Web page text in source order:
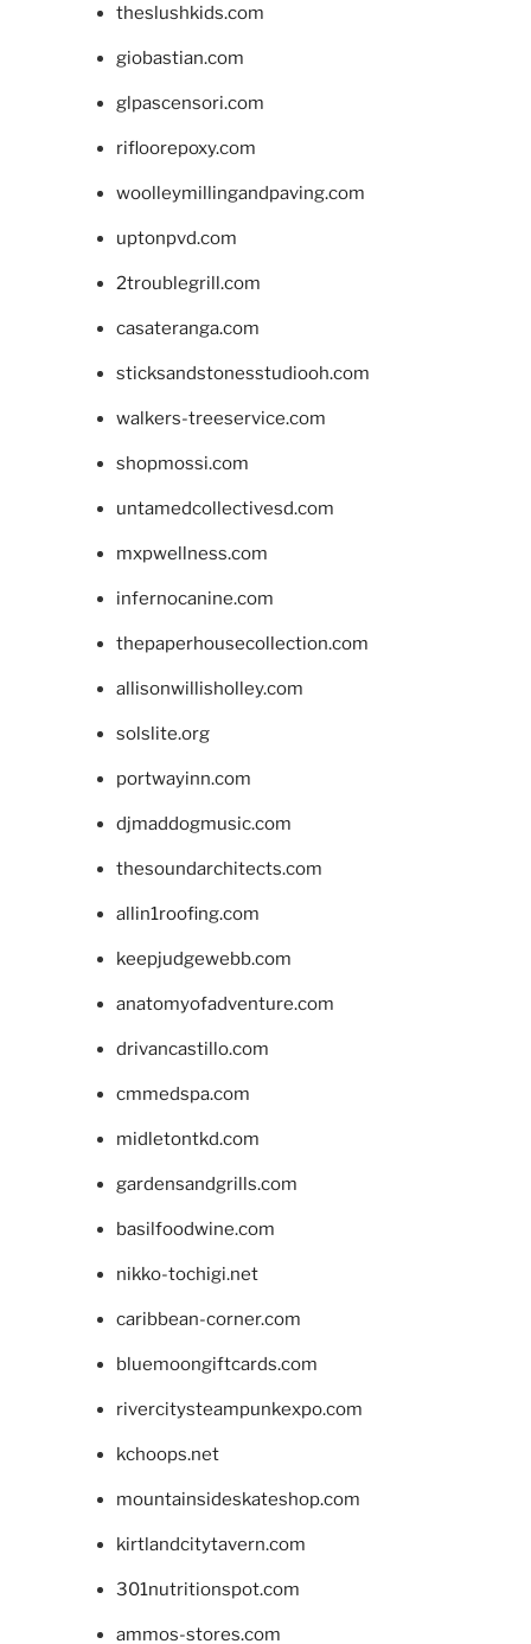
theslushkids.com
giobastian.com
glpascensori.com
rifloorepoxy.com
woolleymillingandpaving.com
uptonpvd.com
2troublegrill.com
casateranga.com
sticksandstonesstudiooh.com
walkers-treeservice.com
shopmossi.com
untamedcollectivesd.com
mxpwellness.com
infernocanine.com
thepaperhousecollection.com
allisonwillisholley.com
solslite.org
portwayinn.com
djmaddogmusic.com
thesoundarchitects.com
allin1roofing.com
keepjudgewebb.com
anatomyofadventure.com
drivancastillo.com
cmmedspa.com
midletontkd.com
gardensandgrills.com
basilfoodwine.com
nikko-tochigi.net
caribbean-corner.com
bluemoongiftcards.com
rivercitysteampunkexpo.com
kchoops.net
mountainsideskateshop.com
kirtlandcitytavern.com
301nutritionspot.com
ammos-stores.com